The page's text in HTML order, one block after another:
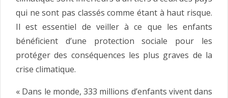
qui ne sont pas classés comme étant à haut risque.
Il est essentiel de veiller à ce que les enfants
bénéficient d’une protection sociale pour les
protéger des conséquences les plus graves de la
crise climatique.
« Dans le monde, 333 millions d’enfants vivent dans